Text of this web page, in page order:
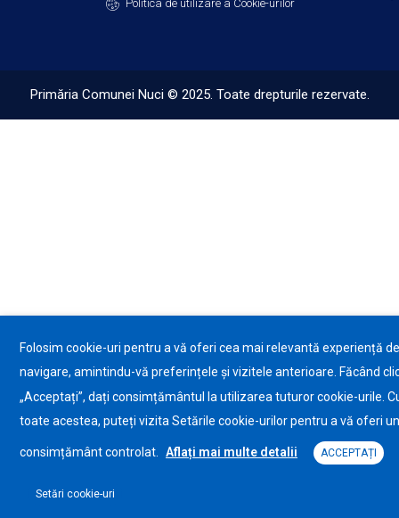
Politica de utilizare a Cookie-urilor
Primăria Comunei Nuci © 2025. Toate drepturile rezervate.
Folosim cookie-uri pentru a vă oferi cea mai relevantă experiență de
navigare, amintindu-vă preferințele și vizitele anterioare. Făcând
„Acceptați”, dați consimțământul la utilizarea tuturor cookie-urile.
toate acestea, puteți vizita Setările cookie-urilor pentru a vă oferi un
consimțământ controlat. Aflați mai multe detalii ACCEPTAȚI
Setări cookie-uri